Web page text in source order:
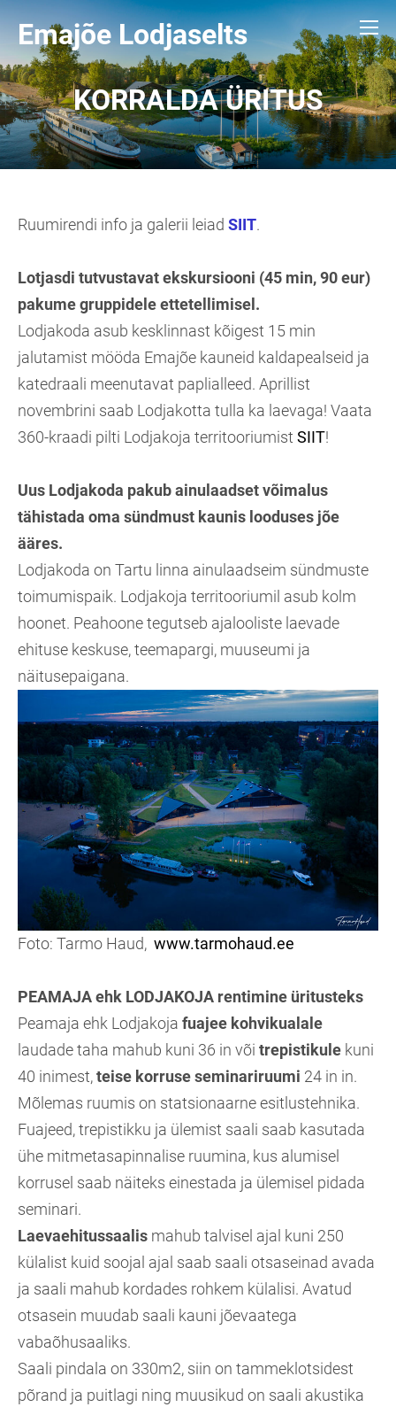
Emajõe Lodjaselts
KORRALDA ÜRITUS
Ruumirendi info ja galerii leiad SIIT.
Lotjasdi tutvustavat ekskursiooni (45 min, 90 eur)
pakume gruppidele ettetellimisel.
Lodjakoda asub kesklinnast kõigest 15 min
jalutamist mööda Emajõe kauneid kaldapealseid ja
katedraali meenutavat paplialleed. Aprillist
novembrini saab Lodjakotta tulla ka laevaga! Vaata
360-kraadi pilti Lodjakoja territooriumist SIIT!
Uus Lodjakoda pakub ainulaadset võimalus
tähistada oma sündmust kaunis looduses jõe
ääres.
Lodjakoda on Tartu linna ainulaadseim sündmuste
toimumispaik. Lodjakoja territooriumil asub kolm
hoonet. Peahoone tegutseb ajalooliste laevade
ehituse keskuse, teemapargi, muuseumi ja
näitusepaigana.
Foto: Tarmo Haud, www.tarmohaud.ee
PEAMAJA ehk LODJAKOJA rentimine üritusteks
Peamaja ehk Lodjakoja fuajee kohvikualale
laudade taha mahub kuni 36 in või trepistikule kuni
40 inimest,teise korruse seminariruumi 24 in in.
Mõlemas ruumis on statsionaarne esitlustehnika.
Fuajeed, trepistikku ja ülemist saali saab kasutada
ühe mitmetasapinnalise ruumina, kus alumisel
korrusel saab näiteks einestada ja ülemisel pidada
seminari.
Laevaehitussaalis mahub talvisel ajal kuni 250
külalist kuid soojal ajal saab saali otsaseinad avada
ja saali mahub kordades rohkem külalisi. Avatud
otsasein muudab saali kauni jõevaatega
vabaõhusaaliks.
Saali pindala on 330m2, siin on tammeklotsidest
põrand ja puitlagi ning muusikud on saali akustika